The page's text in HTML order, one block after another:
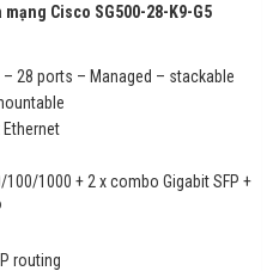
Cisco SG500-28-K9-G5
28 ports – Managed – stackable
Ethernet
100/1000 + 2 x combo Gigabit SFP +
routing